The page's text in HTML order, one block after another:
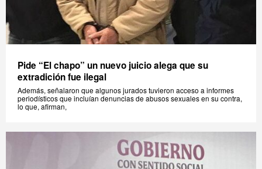
Pide “El chapo” un nuevo juicio alega que su
extradición fue ilegal
Además, señalaron que algunos jurados tuvieron acceso a informes
periodísticos que incluían denuncias de abusos sexuales en su contra,
lo que, afirman,